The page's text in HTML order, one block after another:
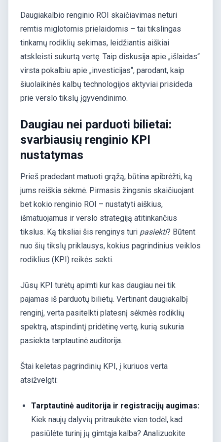
Daugiakalbio renginio ROI skaičiavimas neturi
remtis miglotomis prielaidomis – tai tikslingas
tinkamų rodiklių sekimas, leidžiantis aiškiai
atskleisti sukurtą vertę. Taip diskusija apie „išlaidas“
virsta pokalbiu apie „investicijas“, parodant, kaip
šiuolaikinės kalbų technologijos aktyviai prisideda
prie verslo tikslų įgyvendinimo.
Daugiau nei parduoti bilietai:
svarbiausių renginio KPI
nustatymas
Prieš pradedant matuoti grąžą, būtina apibrėžti, ką
jums reiškia sėkmė. Pirmasis žingsnis skaičiuojant
bet kokio renginio ROI – nustatyti aiškius,
išmatuojamus ir verslo strategiją atitinkančius
tikslus. Ką tiksliai šis renginys turi pasiekti? Būtent
nuo šių tikslų priklausys, kokius pagrindinius veiklos
rodiklius (KPI) reikės sekti.
Jūsų KPI turėtų apimti kur kas daugiau nei tik
pajamas iš parduotų bilietų. Vertinant daugiakalbį
renginį, verta pasitelkti platesnį sėkmės rodiklių
spektrą, atspindintį pridėtinę vertę, kurią sukuria
pasiekta tarptautinė auditorija.
Štai keletas pagrindinių KPI, į kuriuos verta
atsižvelgti:
Tarptautinė auditorija ir registracijų augimas:
Kiek naujų dalyvių pritraukėte vien todėl, kad
pasiūlėte turinį jų gimtąja kalba? Analizuokite